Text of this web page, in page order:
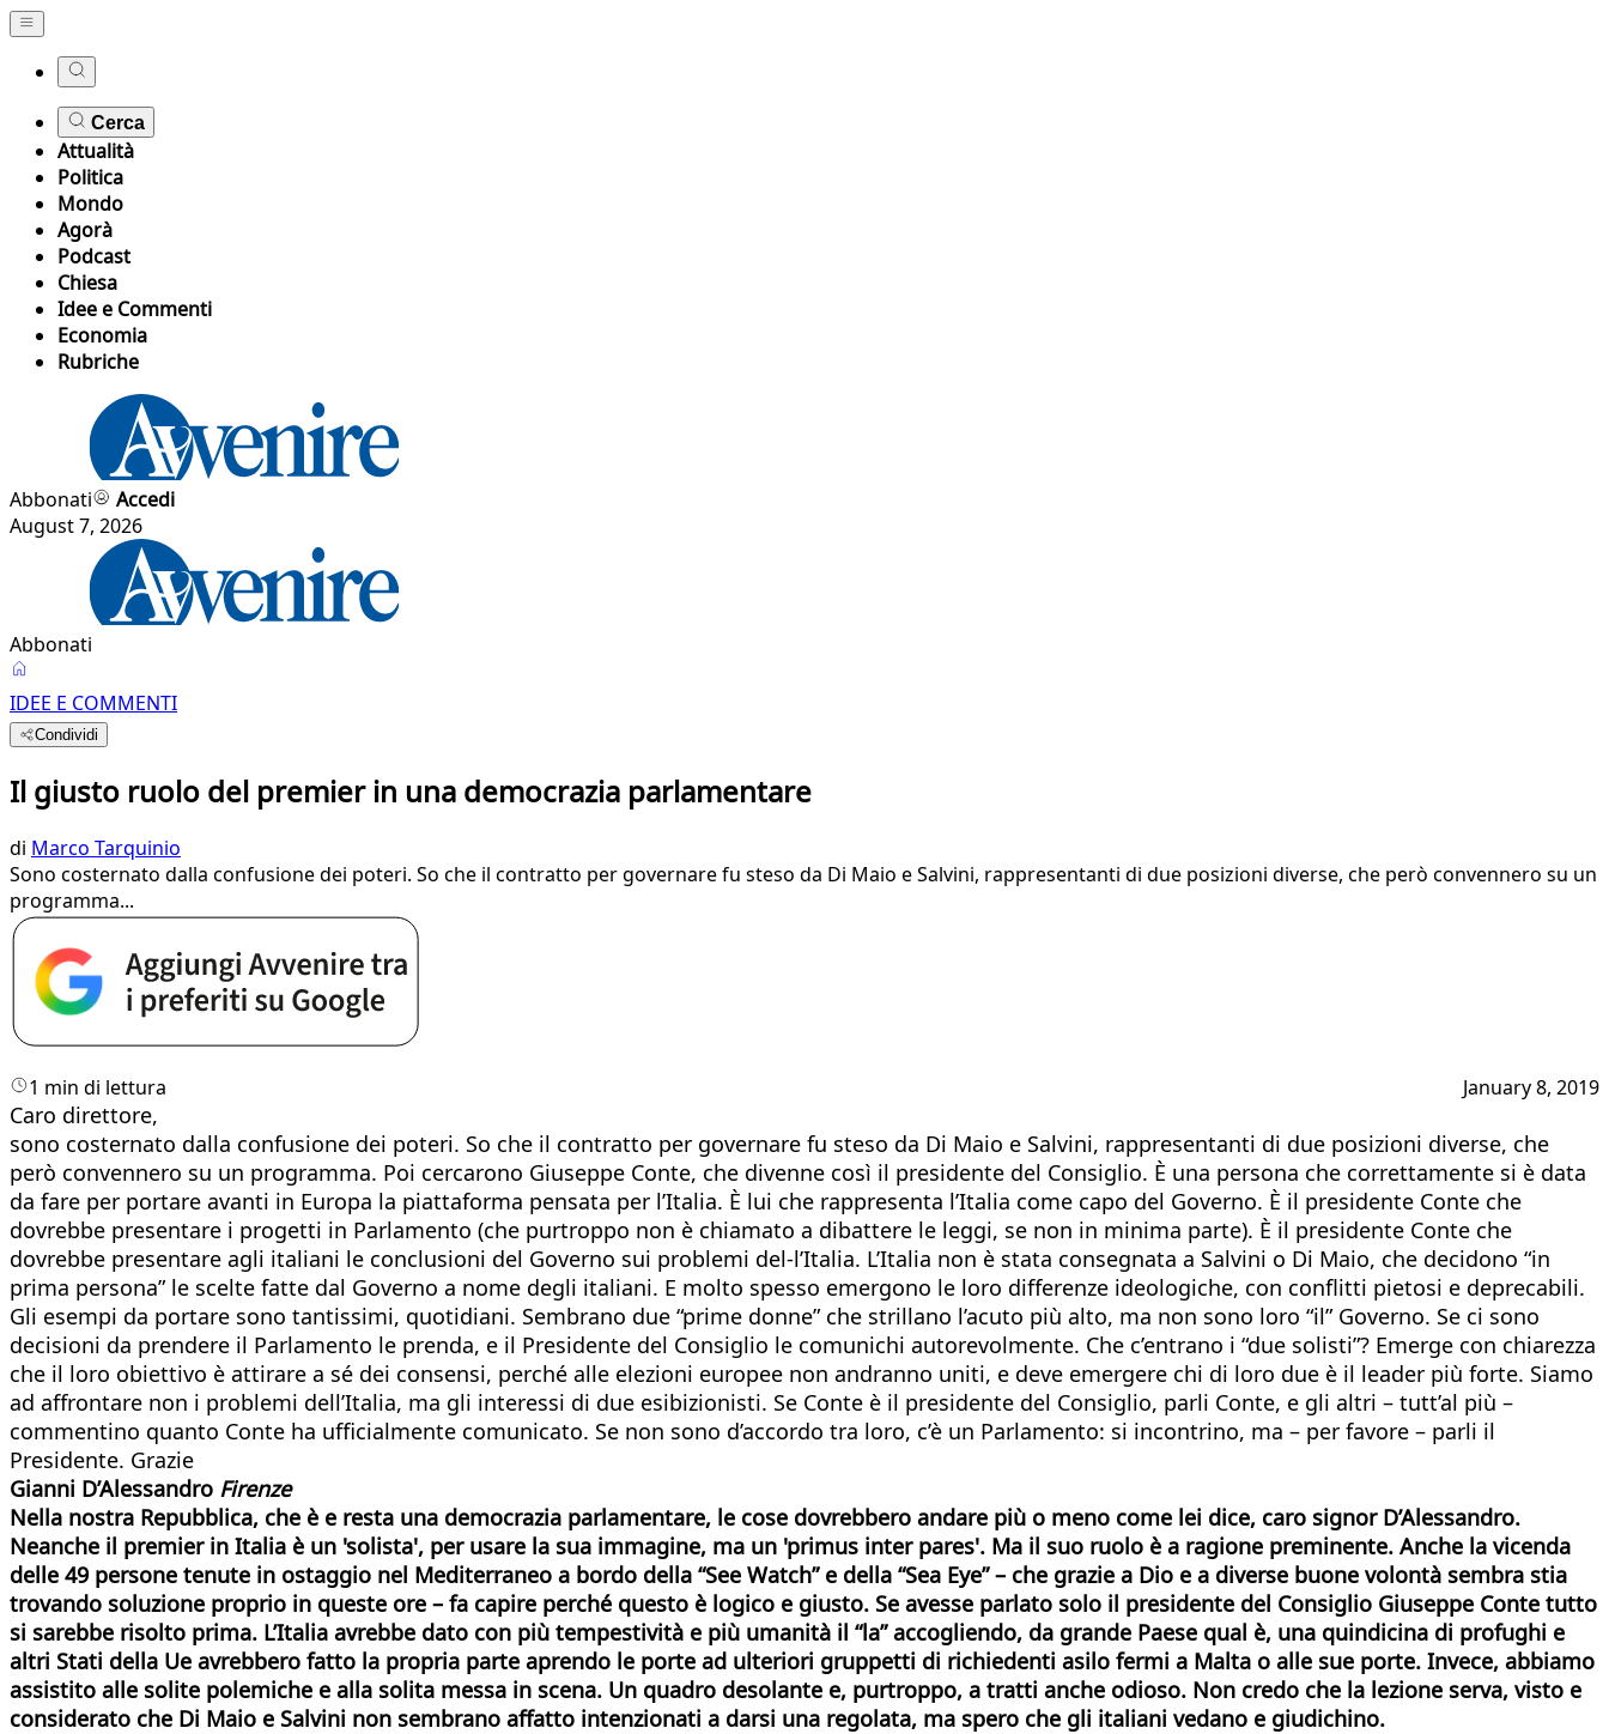
Cerca
Attualità
Politica
Mondo
Agorà
Podcast
Chiesa
Idee e Commenti
Economia
Rubriche
Abbonati
Accedi
August 7, 2026
Abbonati
IDEE E COMMENTI
Condividi
Il giusto ruolo del premier in una democrazia parlamentare
di Marco Tarquinio
Sono costernato dalla confusione dei poteri. So che il contratto per governare fu steso da Di Maio e Salvini, rappresentanti di due posizioni diverse, che però convennero su un
programma...
1 min di lettura January 8, 2019
Caro direttore,
sono costernato dalla confusione dei poteri. So che il contratto per governare fu steso da Di Maio e Salvini, rappresentanti di due posizioni diverse, che
però convennero su un programma. Poi cercarono Giuseppe Conte, che divenne così il presidente del Consiglio. È una persona che correttamente si è data
da fare per portare avanti in Europa la piattaforma pensata per l’Italia. È lui che rappresenta l’Italia come capo del Governo. È il presidente Conte che
dovrebbe presentare i progetti in Parlamento (che purtroppo non è chiamato a dibattere le leggi, se non in minima parte). È il presidente Conte che
dovrebbe presentare agli italiani le conclusioni del Governo sui problemi del-l’Italia. L’Italia non è stata consegnata a Salvini o Di Maio, che decidono “in
prima persona” le scelte fatte dal Governo a nome degli italiani. E molto spesso emergono le loro differenze ideologiche, con conflitti pietosi e deprecabili.
Gli esempi da portare sono tantissimi, quotidiani. Sembrano due “prime donne” che strillano l’acuto più alto, ma non sono loro “il” Governo. Se ci sono
decisioni da prendere il Parlamento le prenda, e il Presidente del Consiglio le comunichi autorevolmente. Che c’entrano i “due solisti”? Emerge con chiarezza
che il loro obiettivo è attirare a sé dei consensi, perché alle elezioni europee non andranno uniti, e deve emergere chi di loro due è il leader più forte. Siamo
ad affrontare non i problemi dell’Italia, ma gli interessi di due esibizionisti. Se Conte è il presidente del Consiglio, parli Conte, e gli altri – tutt’al più –
commentino quanto Conte ha ufficialmente comunicato. Se non sono d’accordo tra loro, c’è un Parlamento: si incontrino, ma – per favore – parli il
Presidente. Grazie
Gianni D’Alessandro Firenze
Nella nostra Repubblica, che è e resta una democrazia parlamentare, le cose dovrebbero andare più o meno come lei dice, caro signor D’Alessandro.
Neanche il premier in Italia è un 'solista', per usare la sua immagine, ma un 'primus inter pares'. Ma il suo ruolo è a ragione preminente. Anche la vicenda
delle 49 persone tenute in ostaggio nel Mediterraneo a bordo della “See Watch” e della “Sea Eye” – che grazie a Dio e a diverse buone volontà sembra stia
trovando soluzione proprio in queste ore – fa capire perché questo è logico e giusto. Se avesse parlato solo il presidente del Consiglio Giuseppe Conte tutto
si sarebbe risolto prima. L’Italia avrebbe dato con più tempestività e più umanità il “la” accogliendo, da grande Paese qual è, una quindicina di profughi e
altri Stati della Ue avrebbero fatto la propria parte aprendo le porte ad ulteriori gruppetti di richiedenti asilo fermi a Malta o alle sue porte. Invece, abbiamo
assistito alle solite polemiche e alla solita messa in scena. Un quadro desolante e, purtroppo, a tratti anche odioso. Non credo che la lezione serva, visto e
considerato che Di Maio e Salvini non sembrano affatto intenzionati a darsi una regolata, ma spero che gli italiani vedano e giudichino.